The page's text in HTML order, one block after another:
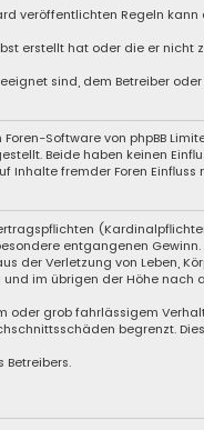
veröffentlichten Regeln
erstellt hat oder die er nicht
sind, dem Betreiber
Foren-Software von phpBB
Beide haben keinen
Inhalte fremder Foren Einfluss
entgangenen Gewinn.
der Verletzung von Leben,
im übrigen der Höhe nach
oder grob fahrlässigem
begrenzt.